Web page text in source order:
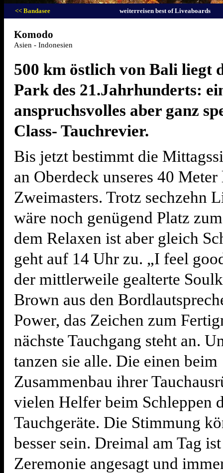
<< Bandasee weiterreisen best of Liveaboards
Komodo
Asien - Indonesien
500 km östlich von Bali liegt
Park des 21.Jahrhunderts:
anspruchsvolles aber ganz
Class- Tauchrevier.
Bis jetzt bestimmt die
an Oberdeck unseres 40 Meter
Zweimasters. Trotz sechzehn
wäre noch genügend Platz
dem Relaxen ist aber gleich
geht auf 14 Uhr zu. „I feel
der mittlerweile gealterte
Brown aus den
Power, das Zeichen zum
nächste Tauchgang steht an.
tanzen sie alle. Die einen beim
Zusammenbau ihrer
vielen Helfer beim Schleppen
Tauchgeräte. Die Stimmung
besser sein. Dreimal am Tag
Zeremonie angesagt und